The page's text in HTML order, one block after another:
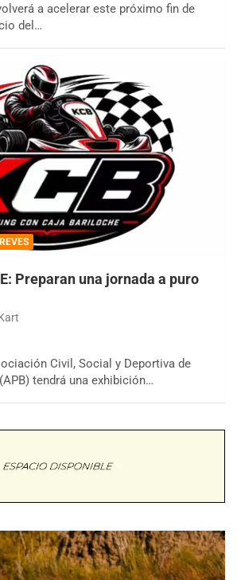
a acelerar este próximo fin de
del…
Preparan una jornada a puro
Civil, Social y Deportiva de
tendrá una exhibición…